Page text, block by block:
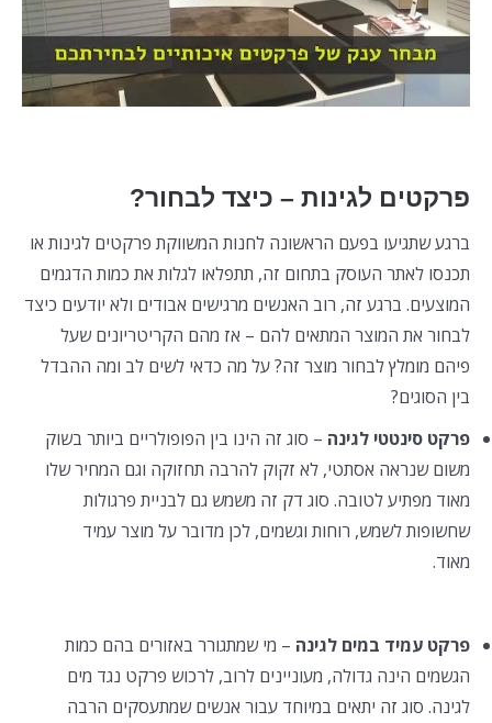
פרקטים לגינות – כיצד לבחור?
ברגע שתגיעו בפעם הראשונה לחנות המשווקת פרקטים לגינות או
תכנסו לאתר העוסק בתחום זה, תתפלאו לגלות את כמות הדגמים
המוצעים. ברגע זה, רוב האנשים מרגישים אבודים ולא יודעים כיצד
לבחור את המוצר המתאים להם – אז מהם הקריטריונים שעל
פיהם מומלץ לבחור מוצר זה? על מה כדאי לשים לב ומה ההבדל
בין הסוגים?
פרקט סינטטי לגינה – סוג זה הינו בין הפופולריים ביותר בשוק
משום שנראה אסתטי, לא זקוק להרבה תחזוקה וגם המחיר שלו
מאוד מפתיע לטובה. סוג דק זה משמש גם לבניית פרגולות
שחשופות לשמש, רוחות וגשמים, לכן מדובר על מוצר עמיד
מאוד.
פרקט עמיד במים לגינה – מי שמתגורר באזורים בהם כמות
הגשמים הינה גדולה, מעוניינים לרוב, לרכוש פרקט נגד מים
לגינה. סוג זה יתאים במיוחד עבור אנשים שמתעסקים הרבה